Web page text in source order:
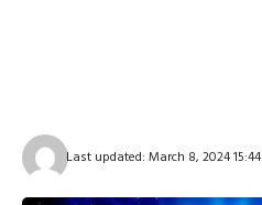
Last updated: March 8, 2024 15:44